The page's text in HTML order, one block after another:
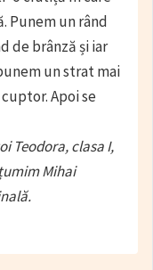
Punem un rând
de brânză și iar
un strat mai
Apoi se
Teodora, clasa I,
Mihai